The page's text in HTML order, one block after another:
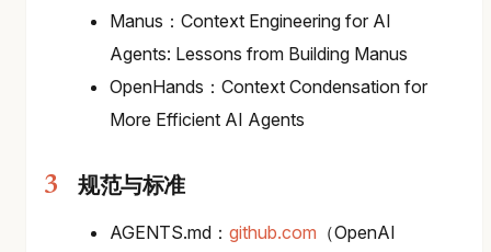
Manus：Context Engineering for AI
Agents: Lessons from Building Manus
OpenHands：Context Condensation for
More Efficient AI Agents
规范与标准
AGENTS.md： github.com （OpenAI